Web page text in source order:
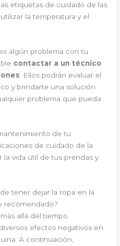
etiquetas de cuidado de las
la temperatura y el
algún problema con tu
contactar a un técnico
. Ellos podrán evaluar el
y brindarte una solución
problema que pueda
de tu
de cuidado de la
la vida útil de tus prendas y
tener dejar la ropa en la
recomendado?
allá del tiempo
efectos negativos en
A continuación,